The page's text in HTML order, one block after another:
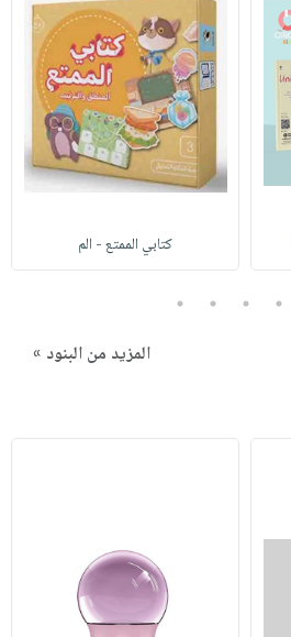
كتابي الممتع - الم
2
3
4
5
المزيد من البنود »